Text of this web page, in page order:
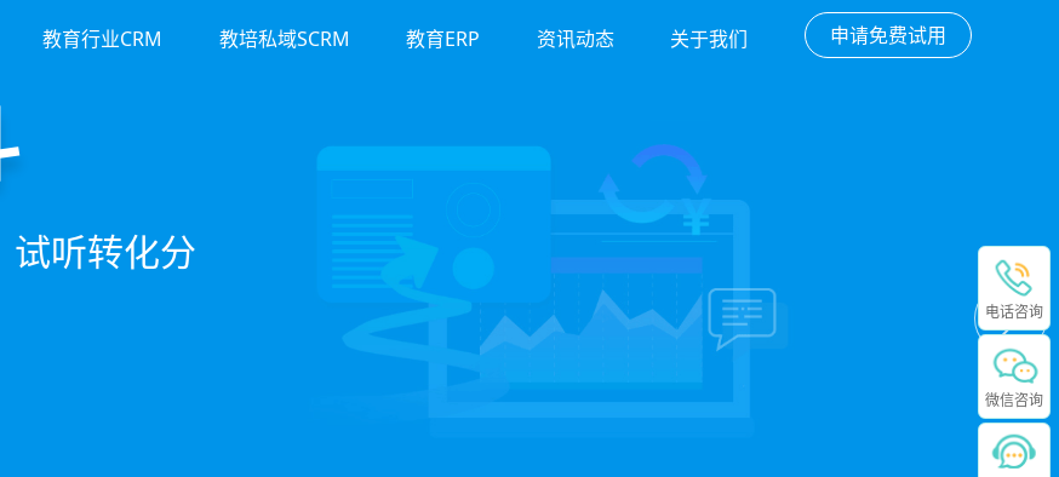
教育行业CRM 教培私域SCRM 教育ERP 资讯动态 关于我们 申请免费试用
程、智能续
丰富裂变工
化、教学到
擎
试听转化分
电话咨询
微信咨询